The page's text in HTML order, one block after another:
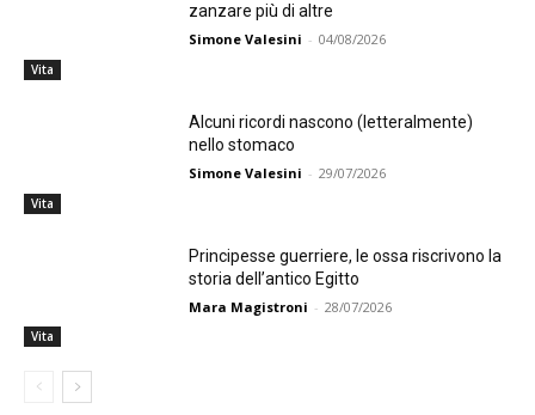
Vita
zanzare più di altre
Simone Valesini - 04/08/2026
Vita
Alcuni ricordi nascono (letteralmente)
nello stomaco
Simone Valesini - 29/07/2026
Vita
Principesse guerriere, le ossa riscrivono la
storia dell’antico Egitto
Mara Magistroni - 28/07/2026